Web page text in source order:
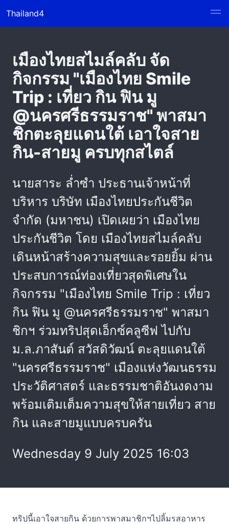
Thailand4
เมืองไทยสไมล์คลับ จัด
กิจกรรม "เมืองไทย Smile
Trip : เที่ยว กิน ฟิน มู
@นครศรีธรรมราช" พาสมา
ชิกตะลุยแดนใต้ เอาใจสาย
กิน-สายมู ครบทุกสไตล์
นายสาระ ล่ำซำ ประธานเจ้าหน้าที่
บริหาร บริษัท เมืองไทยประกันชีวิต
จำกัด (มหาชน) เปิดเผยว่า เมืองไทย
ประกันชีวิต โดย เมืองไทยสไมล์คลับ
เดินหน้าสร้างความสุขและรอยยิ้ม ผ่าน
ประสบการณ์ท่องเที่ยวสุดพิเศษใน
กิจกรรม "เมืองไทย Smile Trip : เที่ยว
กิน ฟิน มู @นครศรีธรรมราช" พาสมา
ชิกฯ ร่วมทริปสุดเอ็กซ์คลูซีฟ ไปกับ
ม.ล.ภาสันต์ สวัสดิวัฒน์ ตะลุยแดนใต้
"นครศรีธรรมราช" เมืองแห่งวัฒนธรรม
ประวัติศาสตร์ และธรรมชาติอันงดงาม
พร้อมเติมเต็มความสุขให้สายเที่ยว สาย
กิน และสายมูแบบครบครัน
Wednesday 9 July 2025 16:03
ทริปนี้เอาใจสายกิน ด้วยการพาสมาชิกฯไปลิ้มรสอาหาร